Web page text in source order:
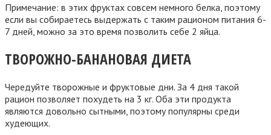
Примечание: в этих фруктах совсем немного белка, поэтому
если вы собираетесь выдержать с таким рационом питания 6-
7 дней, можно за это время позволить себе 2 яйца.
ТВОРОЖНО-БАНАНОВАЯ ДИЕТА
Чередуйте творожные и фруктовые дни. За 4 дня такой
рацион позволяет похудеть на 3 кг. Оба эти продукта
являются довольно сытными, поэтому популярны среди
худеющих.